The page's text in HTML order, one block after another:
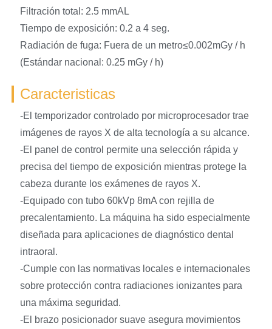
Filtración total: 2.5 mmAL
Tiempo de exposición: 0.2 a 4 seg.
Radiación de fuga: Fuera de un metro≤0.002mGy / h
(Estándar nacional: 0.25 mGy / h)
Caracteristicas
-El temporizador controlado por microprocesador trae
imágenes de rayos X de alta tecnología a su alcance.
-El panel de control permite una selección rápida y
precisa del tiempo de exposición mientras protege la
cabeza durante los exámenes de rayos X.
-Equipado con tubo 60kVp 8mA con rejilla de
precalentamiento. La máquina ha sido especialmente
diseñada para aplicaciones de diagnóstico dental
intraoral.
-Cumple con las normativas locales e internacionales
sobre protección contra radiaciones ionizantes para
una máxima seguridad.
-El brazo posicionador suave asegura movimientos